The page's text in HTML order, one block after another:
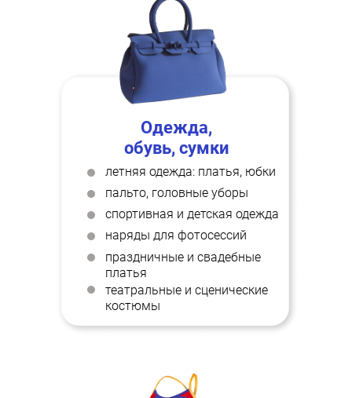
Одежда,
обувь, сумки
летняя одежда: платья, юбки
пальто, головные уборы
cпортивная и детская одежда
наряды для фотосессий
праздничные и свадебные
платья
театральные и сценические
костюмы